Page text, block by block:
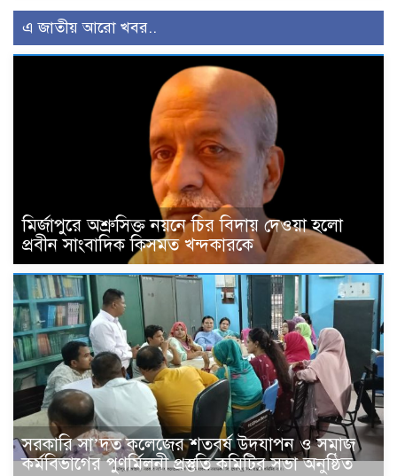
এ জাতীয় আরো খবর..
মির্জাপুরে অশ্রুসিক্ত নয়নে চির বিদায় দেওয়া হলো
প্রবীন সাংবাদিক কিসমত খন্দকারকে
সরকারি সা’দত কলেজের শতবর্ষ উদযাপন ও সমাজ
কর্মবিভাগের পুণর্মিলনী প্রস্তুতি কমিটির সভা অনুষ্ঠিত